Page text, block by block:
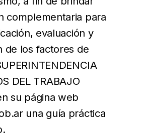
complementaria para
evaluación y
de los factores de
DEL TRABAJO
su página web
una guía práctica